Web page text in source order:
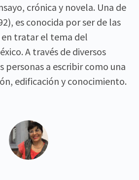
crónica y novela. Una de
es conocida por ser de las
tratar el tema del
A través de diversos
personas a escribir como una
edificación y conocimiento.